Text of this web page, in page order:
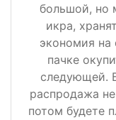
большой, но
икра,
экономия на
пачке
следующей.
распродажа
потом будете